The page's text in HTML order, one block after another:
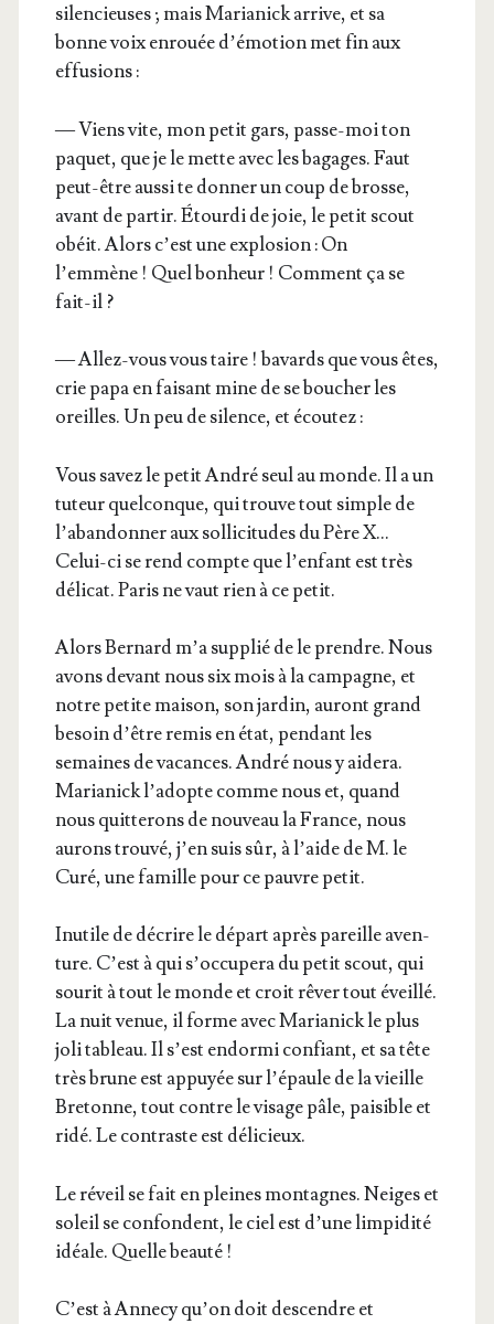
silen­cieuses ; mais Maria­nick arrive, et sa
bonne voix enrouée d’é­mo­tion met fin aux
effusions :
— Viens vite, mon petit gars, passe-moi ton
paquet, que je le mette avec les bagages. Faut
peut-être aus­si te don­ner un coup de brosse,
avant de par­tir. Étour­di de joie, le petit scout
obéit. Alors c’est une explo­sion : On
l’emmène ! Quel bon­heur ! Com­ment ça se
fait-il ?
— Allez-vous vous taire ! bavards que vous êtes,
crie papa en fai­sant mine de se bou­cher les
oreilles. Un peu de silence, et écoutez :
Vous savez le petit André seul au monde. Il a un
tuteur quel­conque, qui trouve tout simple de
l’a­ban­don­ner aux sol­li­ci­tudes du Père X…
Celui-ci se rend compte que l’en­fant est très
déli­cat. Paris ne vaut rien à ce petit.
Alors Ber­nard m’a sup­plié de le prendre. Nous
avons devant nous six mois à la cam­pagne, et
notre petite mai­son, son jar­din, auront grand
besoin d’être remis en état, pen­dant les
semaines de vacances. André nous y aide­ra.
Maria­nick l’a­dopte comme nous et, quand
nous quit­te­rons de nou­veau la France, nous
aurons trou­vé, j’en suis sûr, à l’aide de M. le
Curé, une famille pour ce pauvre petit.
Inutile de décrire le départ après pareille aven­
ture. C’est à qui s’oc­cu­pe­ra du petit scout, qui
sou­rit à tout le monde et croit rêver tout éveillé.
La nuit venue, il forme avec Maria­nick le plus
joli tableau. Il s’est endor­mi confiant, et sa tête
très brune est appuyée sur l’é­paule de la vieille
Bre­tonne, tout contre le visage pâle, pai­sible et
ridé. Le contraste est délicieux.
Le réveil se fait en pleines mon­tagnes. Neiges et
soleil se confondent, le ciel est d’une lim­pi­di­té
idéale. Quelle beauté !
C’est à Anne­cy qu’on doit des­cendre et